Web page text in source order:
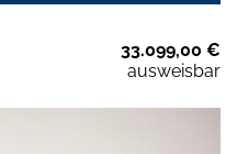
33.099,00 €
ausweisbar